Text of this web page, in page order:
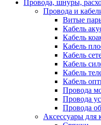
Провода, шнуры,
Провода и
Витые
Кабель
Кабель
Кабель
Кабель
Кабель
Кабель
Кабель
Провода
Провода
Провода
Аксессуары для